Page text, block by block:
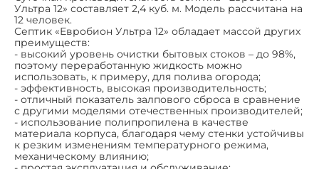
Ультра 12» составляет 2,4 куб. м. Модель рассчитана на
12 человек.
Септик «Евробион Ультра 12» обладает массой других
преимуществ:
- высокий уровень очистки бытовых стоков – до 98%,
поэтому переработанную жидкость можно
использовать, к примеру, для полива огорода;
- эффективность, высокая производительность;
- отличный показатель залпового сброса в сравнение
с другими моделями отечественных производителей;
- использование полипропилена в качестве
материала корпуса, благодаря чему стенки устойчивы
к резким изменениям температурного режима,
механическому влиянию;